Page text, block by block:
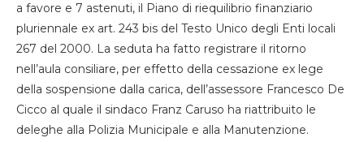
a favore e 7 astenuti, il Piano di riequilibrio finanziario
pluriennale ex art. 243 bis del Testo Unico degli Enti locali
267 del 2000. La seduta ha fatto registrare il ritorno
nell’aula consiliare, per effetto della cessazione ex lege
della sospensione dalla carica, dell’assessore Francesco De
Cicco al quale il sindaco Franz Caruso ha riattribuito le
deleghe alla Polizia Municipale e alla Manutenzione.